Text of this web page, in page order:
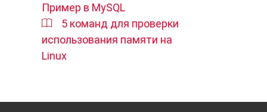
Пример в MySQL
5 команд для проверки
использования памяти на
Linux